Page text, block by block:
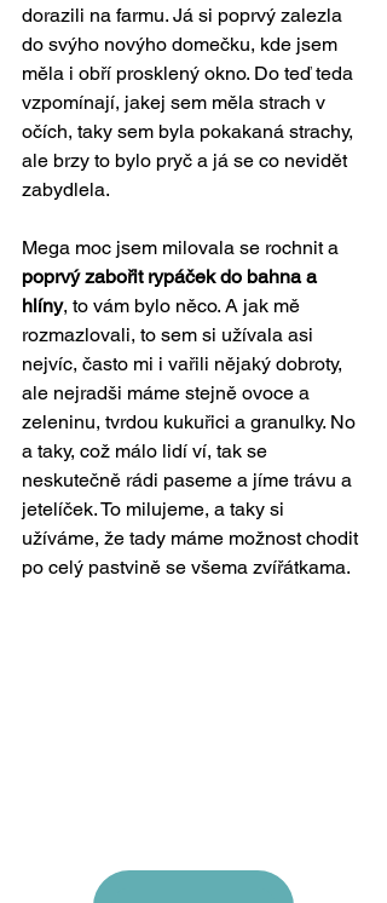
dorazili na farmu. Já si poprvý zalezla
do svýho novýho domečku, kde jsem
měla i obří prosklený okno. Do teď teda
vzpomínají, jakej sem měla strach v
očích, taky sem byla pokakaná strachy,
ale brzy to bylo pryč a já se co nevidět
zabydlela.
Mega moc jsem milovala se rochnit a
poprvý zabořit rypáček do bahna a
hlíny, to vám bylo něco. A jak mě
rozmazlovali, to sem si užívala asi
nejvíc, často mi i vařili nějaký dobroty,
ale nejradši máme stejně ovoce a
zeleninu, tvrdou kukuřici a granulky. No
a taky, což málo lidí ví, tak se
neskutečně rádi paseme a jíme trávu a
jetelíček. To milujeme, a taky si
užíváme, že tady máme možnost chodit
po celý pastvině se všema zvířátkama.